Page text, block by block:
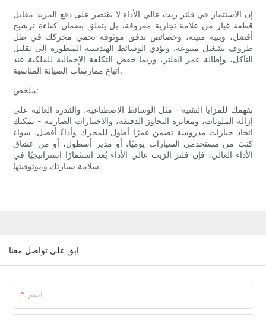
إن الاستثمار في فلتر زيت عالي الأداء لا يقتصر على دفع المزيد مقابل
قطعة غيار من علامة تجارية معروفة، بل يتعلق بضمان كفاءة ترشيح
أفضل، وبنية متينة، وخصائص تدفق موثوقة تحمي محركك في ظل
ظروف تشغيل متنوعة. وتؤدي الوسائط الهندسية المتطورة إلى تقليل
التآكل، وإطالة عمر الفلتر، وربما خفض التكلفة الإجمالية للملكية عند
اتباع ممارسات الصيانة المناسبة.
ملخص:
بفهمك للمزايا التقنية - مثل الوسائط الاصطناعية، والقدرة العالية على
إزالة الملوثات، ومعايرة التجاوز الدقيقة، والاختبارات الصارمة - يمكنك
اتخاذ خيارات مدروسة تضمن عمرًا أطول للمحرك وأداءً أفضل. سواء
كنتَ من مستخدمي السيارات يوميًا، أو مدير أسطول، أو من عشاق
الأداء العالي، فإن فلتر الزيت عالي الأداء يُعد استثمارًا استراتيجيًا في
سلامة سيارتك وموثوقيتها.
ابق على تواصل معنا
اسم